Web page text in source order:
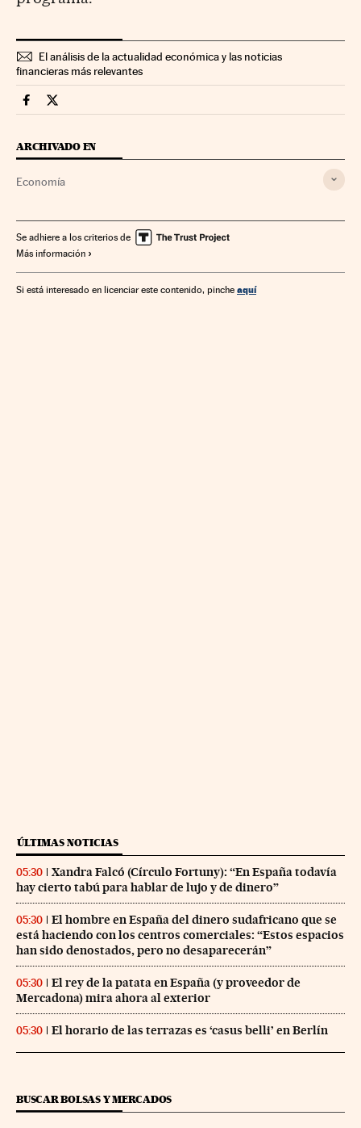
El análisis de la actualidad económica y las noticias
financieras más relevantes
Economia Cinco Días en Facebook
Economia Cinco Días en Twitter
ARCHIVADO EN
Economía
Se adhiere a los criterios de
Más información
Si está interesado en licenciar este contenido, pinche aquí
ÚLTIMAS NOTICIAS
05:30
Xandra Falcó (Círculo Fortuny): “En España todavía
hay cierto tabú para hablar de lujo y de dinero”
05:30
El hombre en España del dinero sudafricano que se
está haciendo con los centros comerciales: “Estos espacios
han sido denostados, pero no desaparecerán”
05:30
El rey de la patata en España (y proveedor de
Mercadona) mira ahora al exterior
05:30 El horario de las terrazas es ‘casus belli’ en Berlín
BUSCAR BOLSAS Y MERCADOS